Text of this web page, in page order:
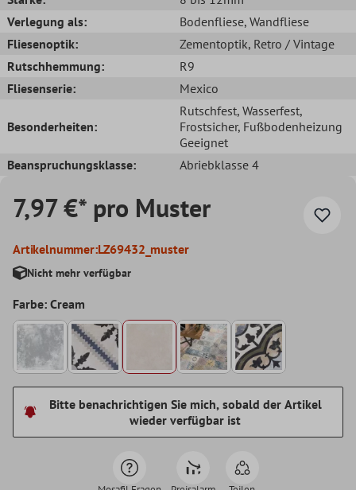
Verlegung als:
Bodenfliese, Wandfliese
Fliesenoptik:
Zementoptik, Retro / Vintage
Rutschhemmung:
R9
Fliesenserie:
Mexico
Besonderheiten:
Rutschfest, Wasserfest,
Frostsicher, Fußbodenheizung
Geeignet
Beanspruchungsklasse:
Abriebklasse 4
7,97 €* pro Muster
Artikelnummer:LZ69432_muster
Nicht mehr verfügbar
Farbe: Cream
Bitte benachrichtigen Sie mich, sobald der Artikel
wieder verfügbar ist